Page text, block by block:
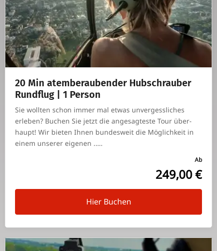
20 Min atem­be­rau­bender Hub­schrauber
Rund­flug | 1 Person
Sie wollten schon immer mal etwas unver­gess­li­ches
erleben? Buchen Sie jetzt die ange­sag­teste Tour über­
haupt! Wir bieten Ihnen bun­des­weit die Mög­lich­keit in
einem unserer eigenen .….
Ab
249,00 €
Hier Buchen